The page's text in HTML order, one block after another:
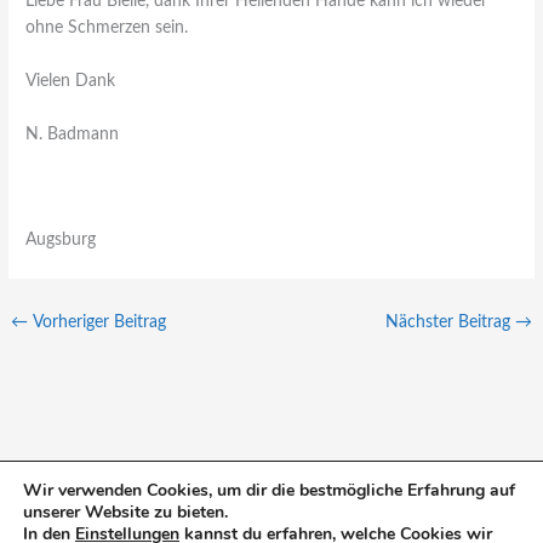
ohne Schmerzen sein.
Vielen Dank
N. Badmann
Augsburg
← Vorheriger Beitrag Nächster Beitrag →
S
Wir verwenden Cookies, um dir die bestmögliche Erfahrung auf
unserer Website zu bieten.
In den Einstellungen kannst du erfahren, welche Cookies wir